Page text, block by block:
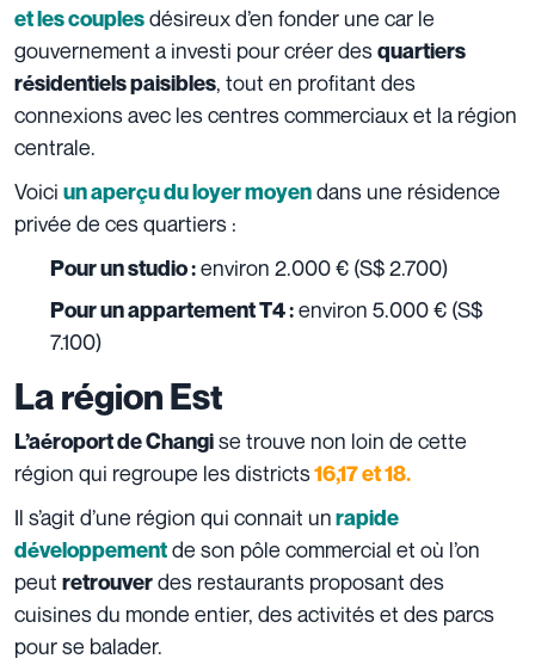
et les couplesdésireux d’en fonder une car le
gouvernement a investi pour créer desquartiers
résidentiels paisibles, tout en profitant des
connexions avec les centres commerciaux et la région
centrale.
Voici un aperçu du loyer moyendans une résidence
privée de ces quartiers :
Pour un studio :environ 2.000 € (S$ 2.700)
Pour un appartement T4 :environ 5.000 € (S$
7.100)
La région Est
L’aéroport de Changise trouve non loin de cette
région qui regroupe les districts16,17 et 18.
Il s’agit d’une région qui connait unrapide
développementde son pôle commercial et où l’on
peut retrouverdes restaurants proposant des
cuisines du monde entier, des activités et des parcs
pour se balader.